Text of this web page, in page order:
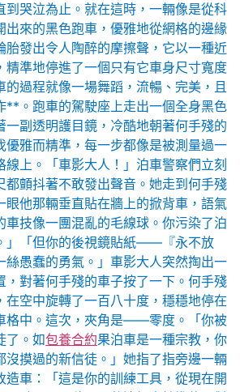
到哭泣為止。就在這時，一輛像是從科
出來的黑色跑車，優雅地從網格的邊緣
胎發出令人陶醉的摩擦聲，它以一種近
精準地停進了一個只有它車身尺寸寬度
的過程就像一場舞蹈，流暢、完美，且
**。跑車的駕駛座上走出一個全身黑色
一副透明護目鏡，冷酷地朝著何手殘的
優雅而精準，每一步都像是被測量過一
線上。「車影大人！」泊車警察們立刻
都顫抖著不敢發出聲音。她走到何手殘
眼他那輛垂直貼在牆上的掀背車，語氣
車技像一團混亂的毛線球。你污染了泊
」「但你的後視鏡貼紙——『永不放
絲愚蠢的勇氣。」車影大人突然掏出一
，對著何手殘的車子按了一下。何手殘
在空中旋轉了一百八十度，穩穩地停在
格中。這次，夾角是——零度。「你被
了。如包養合約果泊車是一種宗教，你
沒摸過的新信徒。」她指了指旁邊一輛
造車：「這是你的訓練工具，從現在開